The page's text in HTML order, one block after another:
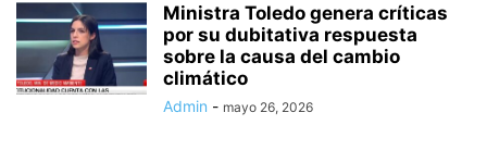
Ministra Toledo genera críticas
por su dubitativa respuesta
sobre la causa del cambio
climático
Admin - mayo 26, 2026